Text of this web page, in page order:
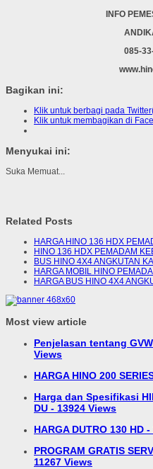
INFO
085-
Bagikan ini:
Klik untuk berbagi pada
Klik untuk membagikan di
Menyukai ini:
Suka Memuat...
Related Posts
HARGA HINO 136 HDX
HINO 136 HDX PEMADAM
BUS HINO 4X4 ANGKUTAN
HARGA MOBIL HINO
HARGA BUS HINO 4X4
Most view article
Penjelasan tentang
Views
HARGA HINO 200
Harga dan Spesifikasi
DU - 13924 Views
HARGA DUTRO 130 HD
PROGRAM GRATIS
11267 Views